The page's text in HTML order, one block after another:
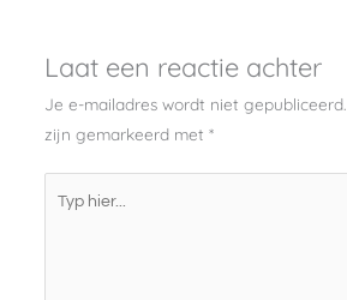
Laat een reactie achter
Je e-mailadres wordt niet gepubliceerd.
zijn gemarkeerd met *
hier...